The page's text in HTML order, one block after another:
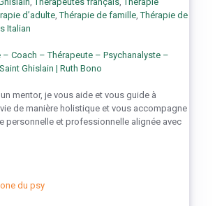
Coach – Thérapeute – Psychanalyste –
Ghislain | Ruth Bono
d’adulte,Thérapie de famille,Thérapie de
Italian
mentor, je vous aide et vous guide à
de manière holistique et vous accompagne
personnelle et professionnelle alignée avec
du psy